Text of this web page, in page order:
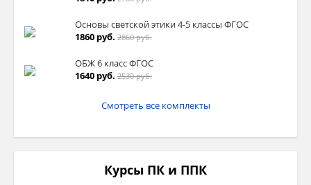
Основы светской этики 4-5 классы ФГОС
1860 руб. 2860 руб.
ОБЖ 6 класс ФГОС
1640 руб. 2530 руб.
Смотреть все комплекты
Курсы ПК и ППК